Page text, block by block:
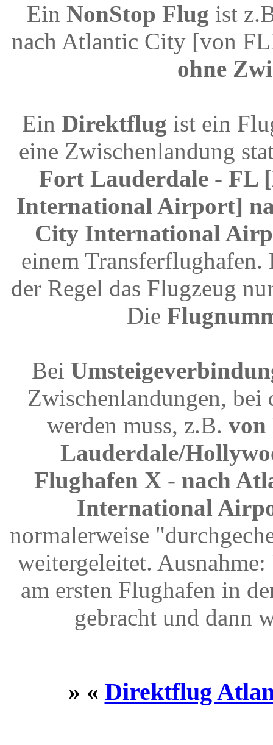
Ein NonStop Flug ist
nach Atlantic City [von
ohne
Ein Direktflug ist ein
eine Zwischenlandung
Fort Lauderdale - FL
International Airport]
City International
einem
der Regel das Flugzeug
Die
Bei
Zwischenlandungen, bei
werden muss, z.B.
Lauderdale/
Flughafen X - nach
International
normalerweise
weitergeleitet.
am ersten Flughafen in
gebracht und dann
» « Direktflug